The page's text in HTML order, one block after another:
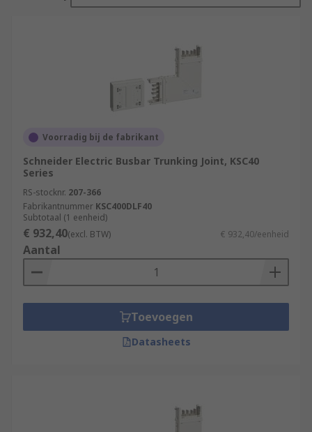
Voorradig bij de fabrikant
Schneider Electric Busbar Trunking Joint, KSC40
Series
RS-stocknr. 207-366
Fabrikantnummer KSC400DLF40
Subtotaal (1 eenheid)
€ 932,40(excl. BTW) € 932,40/eenheid
Aantal
Toevoegen
Datasheets